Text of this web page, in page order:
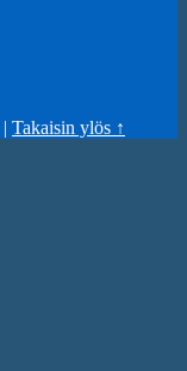
| Takaisin ylös ↑